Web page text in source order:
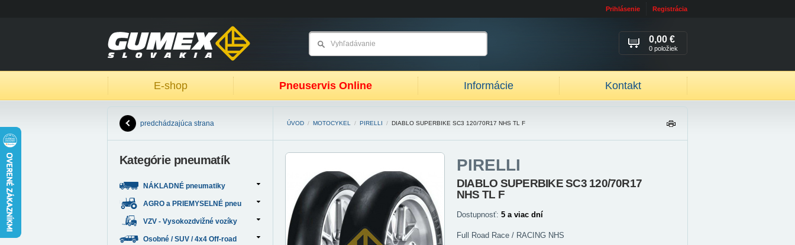
Prihlásenie Registrácia
E-shop Pneuservis Online Informácie Kontakt
0,00 €
0 položiek
ÚVOD / MOTOCYKEL / PIRELLI / DIABLO SUPERBIKE SC3 120/70R17 NHS TL F
IŤ
PIRELLI
DIABLO SUPERBIKE SC3 120/70R17
NHS TL F
Dostupnosť: 5 a viac dní
Full Road Race / RACING NHS
predchádzajúca strana
Kategórie pneumatík
NÁKLADNÉ pneumatiky
AGRO a PRIEMYSELNÉ pneu
VZV - Vysokozdvižné vozíky
Osobné / SUV / 4x4 Off-road